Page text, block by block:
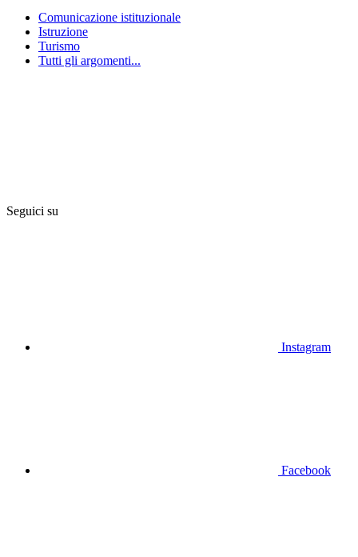
Comunicazione istituzionale
Istruzione
Turismo
Tutti gli argomenti...
Seguici su
Instagram
Facebook